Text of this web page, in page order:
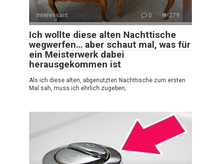
Interessant 0 279
Ich wollte diese alten Nachttische
wegwerfen… aber schaut mal, was für
ein Meisterwerk dabei
herausgekommen ist
Als ich diese alten, abgenutzten Nachttische zum ersten
Mal sah, muss ich ehrlich zugeben,